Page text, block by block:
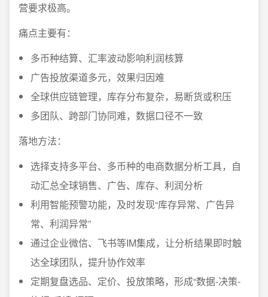
营要求极高。
痛点主要有：
多币种结算、汇率波动影响利润核算
广告投放渠道多元，效果归因难
全球供应链管理，库存分布复杂，易断货或积压
多团队、跨部门协同难，数据口径不一致
落地方法：
选择支持多平台、多币种的电商数据分析工具，自
动汇总全球销售、广告、库存、利润分析
利用智能预警功能，及时发现“库存异常、广告异
常、利润异常”
通过企业微信、飞书等IM集成，让分析结果即时触
达全球团队，提升协作效率
定期复盘选品、定价、投放策略，形成“数据-决策-